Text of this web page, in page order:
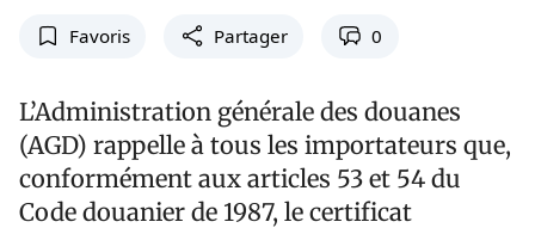
Favoris Partager 0
L’Administration générale des douanes
(AGD) rappelle à tous les importateurs que,
conformément aux articles 53 et 54 du
Code douanier de 1987, le certificat